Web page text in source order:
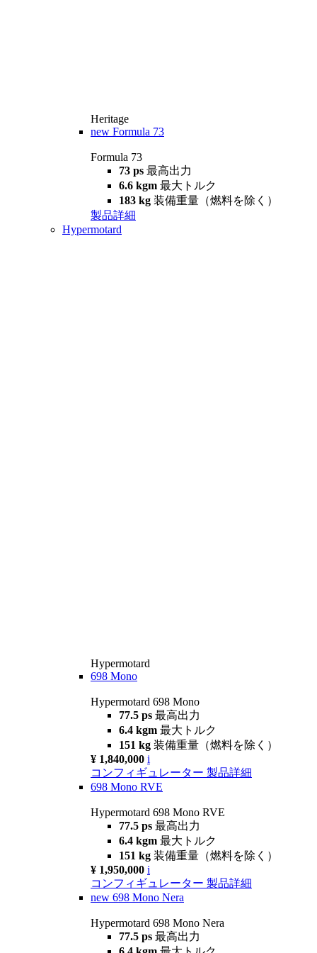
Heritage
new Formula 73
Formula 73
73 ps 最高出力
6.6 kgm 最大トルク
183 kg 装備重量（燃料を除く）
製品詳細
Hypermotard
Hypermotard
698 Mono
Hypermotard 698 Mono
77.5 ps 最高出力
6.4 kgm 最大トルク
151 kg 装備重量（燃料を除く）
¥ 1,840,000 i
コンフィギュレーター 製品詳細
698 Mono RVE
Hypermotard 698 Mono RVE
77.5 ps 最高出力
6.4 kgm 最大トルク
151 kg 装備重量（燃料を除く）
¥ 1,950,000 i
コンフィギュレーター 製品詳細
new 698 Mono Nera
Hypermotard 698 Mono Nera
77.5 ps 最高出力